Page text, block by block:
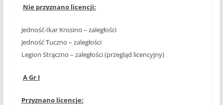
Nie przyznano licencji:
Jedność-Ikar Krosino – zaległości
Jedność Tuczno – zaległości
Legion Strączno – zaległości (przegląd licencyjny)
A Gr I
Przyznano licencje: